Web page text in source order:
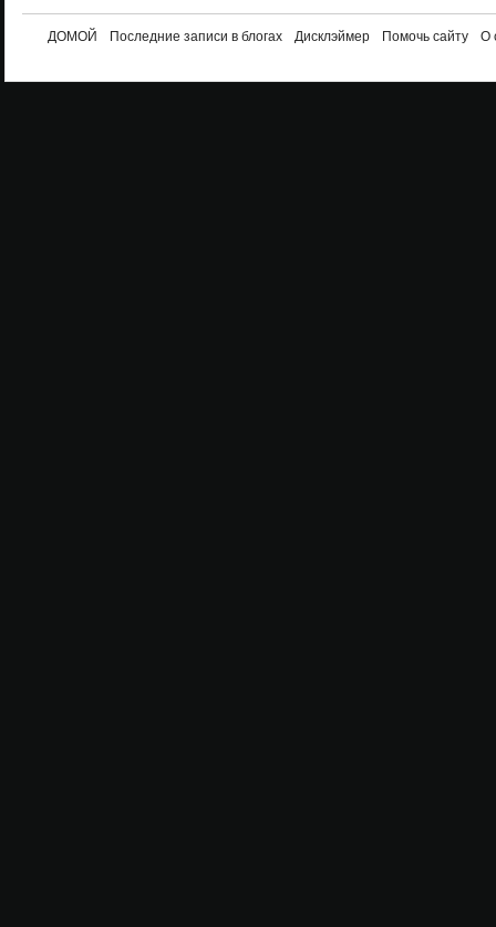
ДОМОЙ Последние записи в блогах Дисклэймер Помочь сайту О